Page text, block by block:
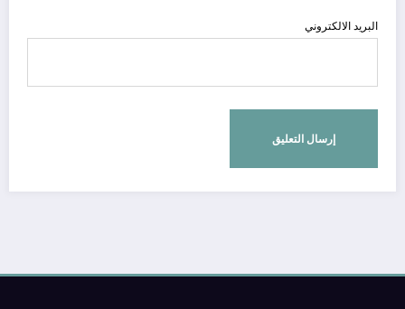
البريد الالكتروني